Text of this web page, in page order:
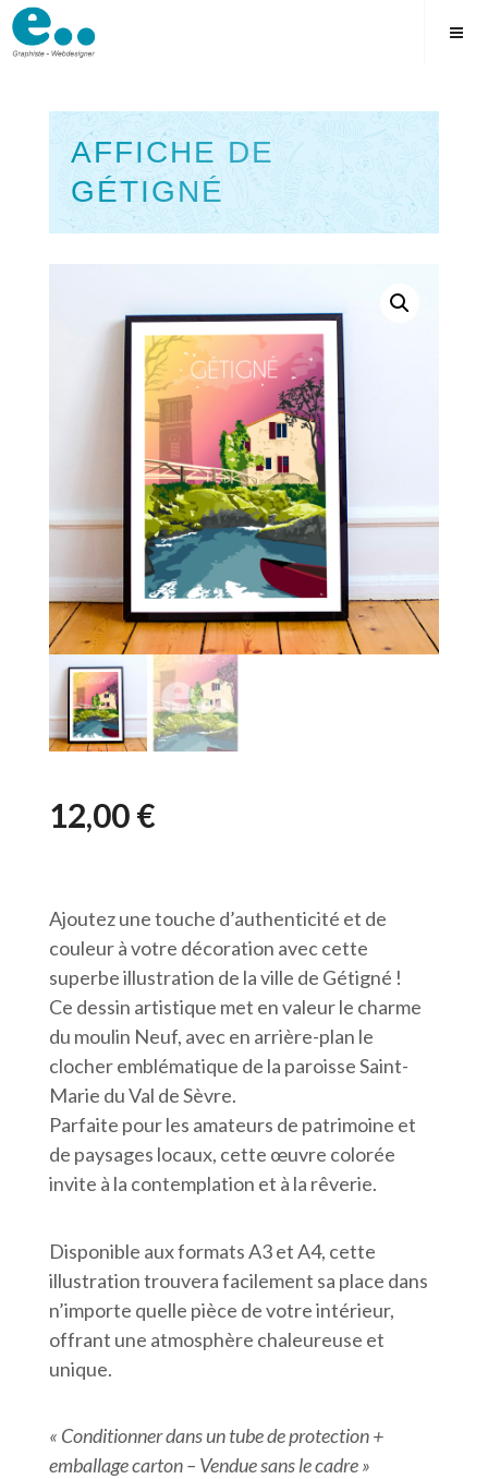
Skip
to
AFFICHE DE
GÉTIGNÉ
12,00€
Ajoutez une touche d’authenticité et de
couleur à votre décoration avec cette
superbe illustration de la ville de Gétigné !
Ce dessin artistique met en valeur le charme
du moulin Neuf, avec en arrière-plan le
clocher emblématique de la paroisse Saint-
Marie du Val de Sèvre.
Parfaite pour les amateurs de patrimoine et
de paysages locaux, cette œuvre colorée
invite à la contemplation et à la rêverie.
Disponible aux formats A3 et A4, cette
illustration trouvera facilement sa place dans
n’importe quelle pièce de votre intérieur,
offrant une atmosphère chaleureuse et
unique.
« Conditionner dans un tube de protection +
emballage carton – Vendue sans le cadre »